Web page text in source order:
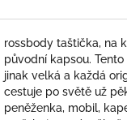
rossbody taštička, na
původní kapsou.
jinak velká a každá
cestuje po světě už
peněženka, mobil,